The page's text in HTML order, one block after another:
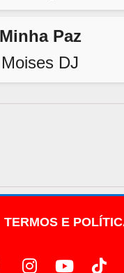
Minha Paz
Moises DJ
TERMOS E